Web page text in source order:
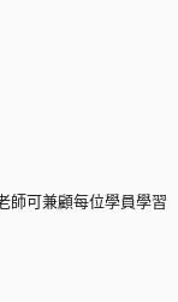
師可兼顧每位學員學習